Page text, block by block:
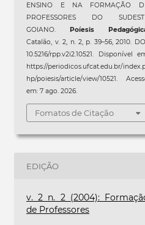
ENSINO E NA FORMAÇÃO
PROFESSORES DO
GOIANO. Poíesis
Catalão, v. 2, n. 2, p. 39–56, 2010.
10.5216/rpp.v2i2.10521. Disponível
https://periodicos.ufcat.edu.br/
hp/poiesis/article/view/10521.
em: 7 ago. 2026.
Fomatos de Citação
EDIÇÃO
v. 2 n. 2 (2004):
de Professores